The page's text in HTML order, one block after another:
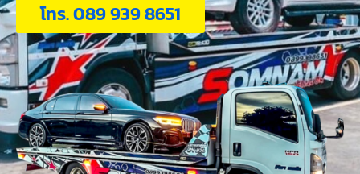
โทร. 089 939 8651